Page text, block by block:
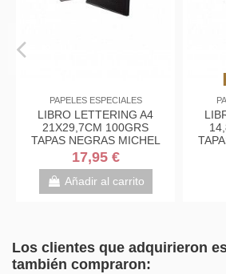
PAPELES ESPECIALES
LIBRO LETTERING A4
21X29,7CM 100GRS
NEGRAS MICHEL
17,95 €
Añadir al carrito
PAPELES
LIBRO
TAPAS
Los clientes que adquirieron
también compraron: